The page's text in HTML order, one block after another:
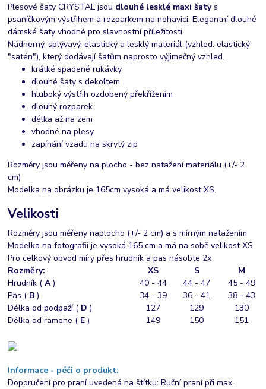
Plesové šaty CRYSTAL jsou dlouhé lesklé maxi šatys
psaníčkovým výstřihem a rozparkem na nohavici. Elegantní dlouhé
dámské šaty vhodné pro slavnostní příležitosti.
Nádherný, splývavý, elastický a lesklý materiál (vzhled: elastický
"satén"), který dodávají šatům naprosto výjimečný vzhled.
krátké spadené rukávky
dlouhé šaty s dekoltem
hluboký výstřih ozdobený překřížením
dlouhý rozparek
délka až na zem
vhodné na plesy
zapínání vzadu na skrytý zip
Rozměry jsou měřeny na plocho - bez natažení materiálu (+/- 2
cm)
Modelka na obrázku je 165cm vysoká a má velikost XS.
Velikosti
Rozměry jsou měřeny naplocho (+/- 2 cm) a s mírným natažením
Modelka na fotografii je vysoká 165 cm a má na sobě velikost XS
Pro celkový obvod míry přes hrudník a pas násobte 2x
Rozměry:
XS S
M
Hrudník (A) 40 - 44 44 - 47
45 - 49
Pas ( B ) 34 - 39 36 - 41
38 - 43
Délka od podpaží ( D ) 127 129
130
Délka od ramene ( E ) 149 150 151
Informace - péči o produkt:
Doporučení pro praní uvedená na štítku: Ruční praní při max.